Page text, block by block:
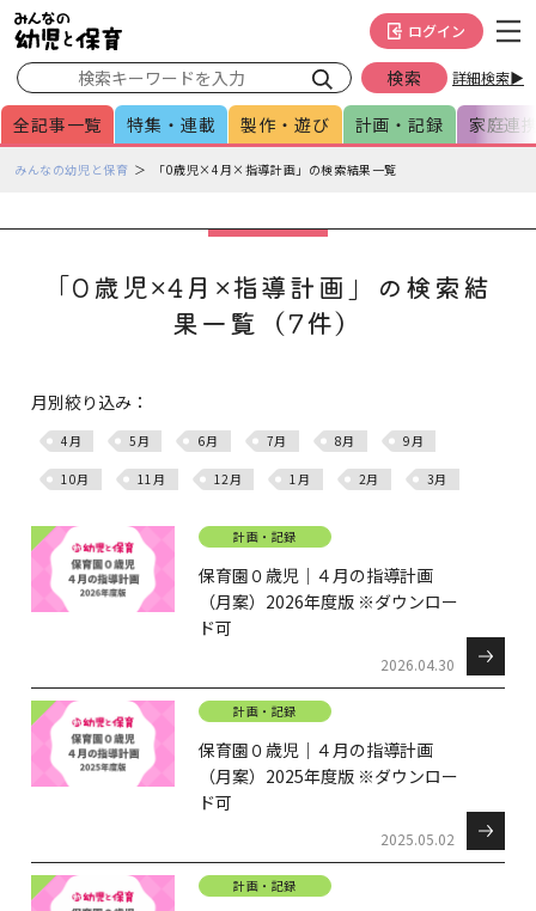
詳細検索▶
ログイン
全記事一覧 特集・連載 製作・遊び 計画・記録 家庭連
ペみんなの幼児と保育 「0歳児×4月×指導計画」の検索結果一覧
「0歳児×4月×指導計画」の検索結
果一覧（7件）
月別絞り込み：
4月 5月 6月 7月 8月 9月
10月 11月 12月 1月 2月 3月
計画・記録
保育園０歳児｜４月の指導計画
（月案）2026年度版 ※ダウンロー
ド可
2026.04.30
計画・記録
保育園０歳児｜４月の指導計画
（月案）2025年度版 ※ダウンロー
ド可
2025.05.02
計画・記録